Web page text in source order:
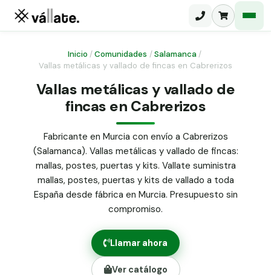
Malla ganadera
Malla simple torsión
Malla triple torsión
Panel malla H.
Puerta abatible dos hojas
Puerta acceso peatonal
Poste malla Hércules
Poste malla simple torsión
Alambre de espino galvanizado
Abrazadera PVC malla H.
Inicio /Comunidades / Salamanca /
Vallas metálicas y vallado de fincas en Cabrerizos
Vallas metálicas y vallado de
fincas en Cabrerizos
Fabricante en Murcia con envío a Cabrerizos
(Salamanca). Vallas metálicas y vallado de fincas:
mallas, postes, puertas y kits. Vallate suministra
mallas, postes, puertas y kits de vallado a toda
España desde fábrica en Murcia. Presupuesto sin
compromiso.
Llamar ahora
Ver catálogo